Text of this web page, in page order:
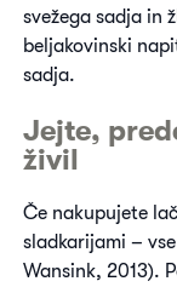
svežega sadja in
beljakovinski
sadja.
Jejte,
živil
Če nakupujete
sladkarijami –
Wansink, 2013).